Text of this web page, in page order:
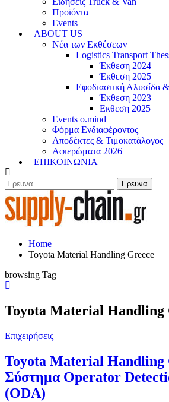
Προϊόντα
Events
ABOUT US
Νέα των Εκθέσεων
Logistics Transport
Έκθεση 2024
Έκθεση 2025
Εφοδιαστική Αλυσίδα
Έκθεση 2023
Εκθεση 2025
Events o.mind
Φόρμα Ενδιαφέροντος
Αποδέκτες & Τιμοκατάλογος
Αφιερώματα 2026
ΕΠΙΚΟΙΝΩΝΙΑ
Home
Toyota Material Handling Greece
browsing Tag
Toyota Material Handling
Επιχειρήσεις
Toyota Material Handling
Σύστημα Operator
(ODA)